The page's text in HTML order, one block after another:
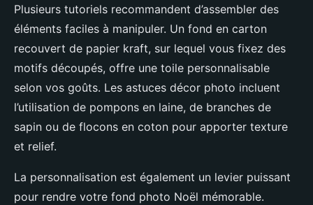
Plusieurs tutoriels recommandent d’assembler des
éléments faciles à manipuler. Un fond en carton
recouvert de papier kraft, sur lequel vous fixez des
motifs découpés, offre une toile personnalisable
selon vos goûts. Les astuces décor photo incluent
l’utilisation de pompons en laine, de branches de
sapin ou de flocons en coton pour apporter texture
et relief.
La personnalisation est également un levier puissant
pour rendre votre fond photo Noël mémorable.